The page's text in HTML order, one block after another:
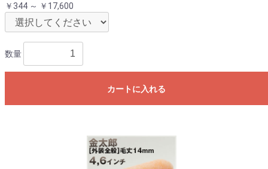
￥344 ～ ￥17,600
数量
カートに入れる